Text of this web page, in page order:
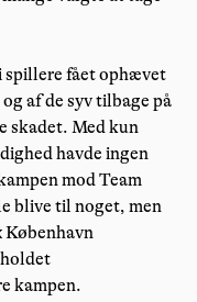
spillere fået ophævet
af de syv tilbage på
skadet. Med kun
havde ingen
mod Team
blive til noget, men
København
kampen.